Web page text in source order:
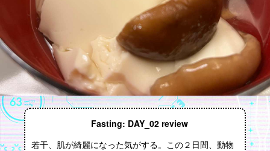
Fasting: DAY_02 review
若干、肌が綺麗になった気がする。この２日間、動物